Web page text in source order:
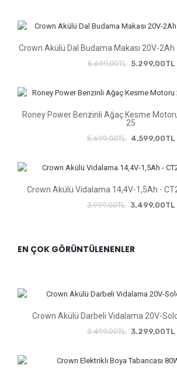
Crown Akülü Dal Budama Makası 20V-
5.699,00TL 5.299,00TL
Roney Power Benzinli Ağaç Kesme
25
5.699,00TL 4.599,00TL
Crown Akülü Vidalama 14,4V-1,5Ah -
3.999,00TL 3.499,00TL
EN ÇOK GÖRÜNTÜLENENLER
Crown Akülü Darbeli Vidalama 20V-
3.499,00TL 3.299,00TL